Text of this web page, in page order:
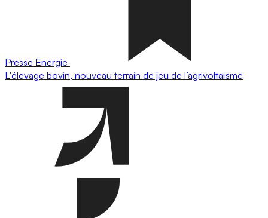
Presse Energie
L'élevage bovin, nouveau terrain de jeu de l’agrivoltaïsme